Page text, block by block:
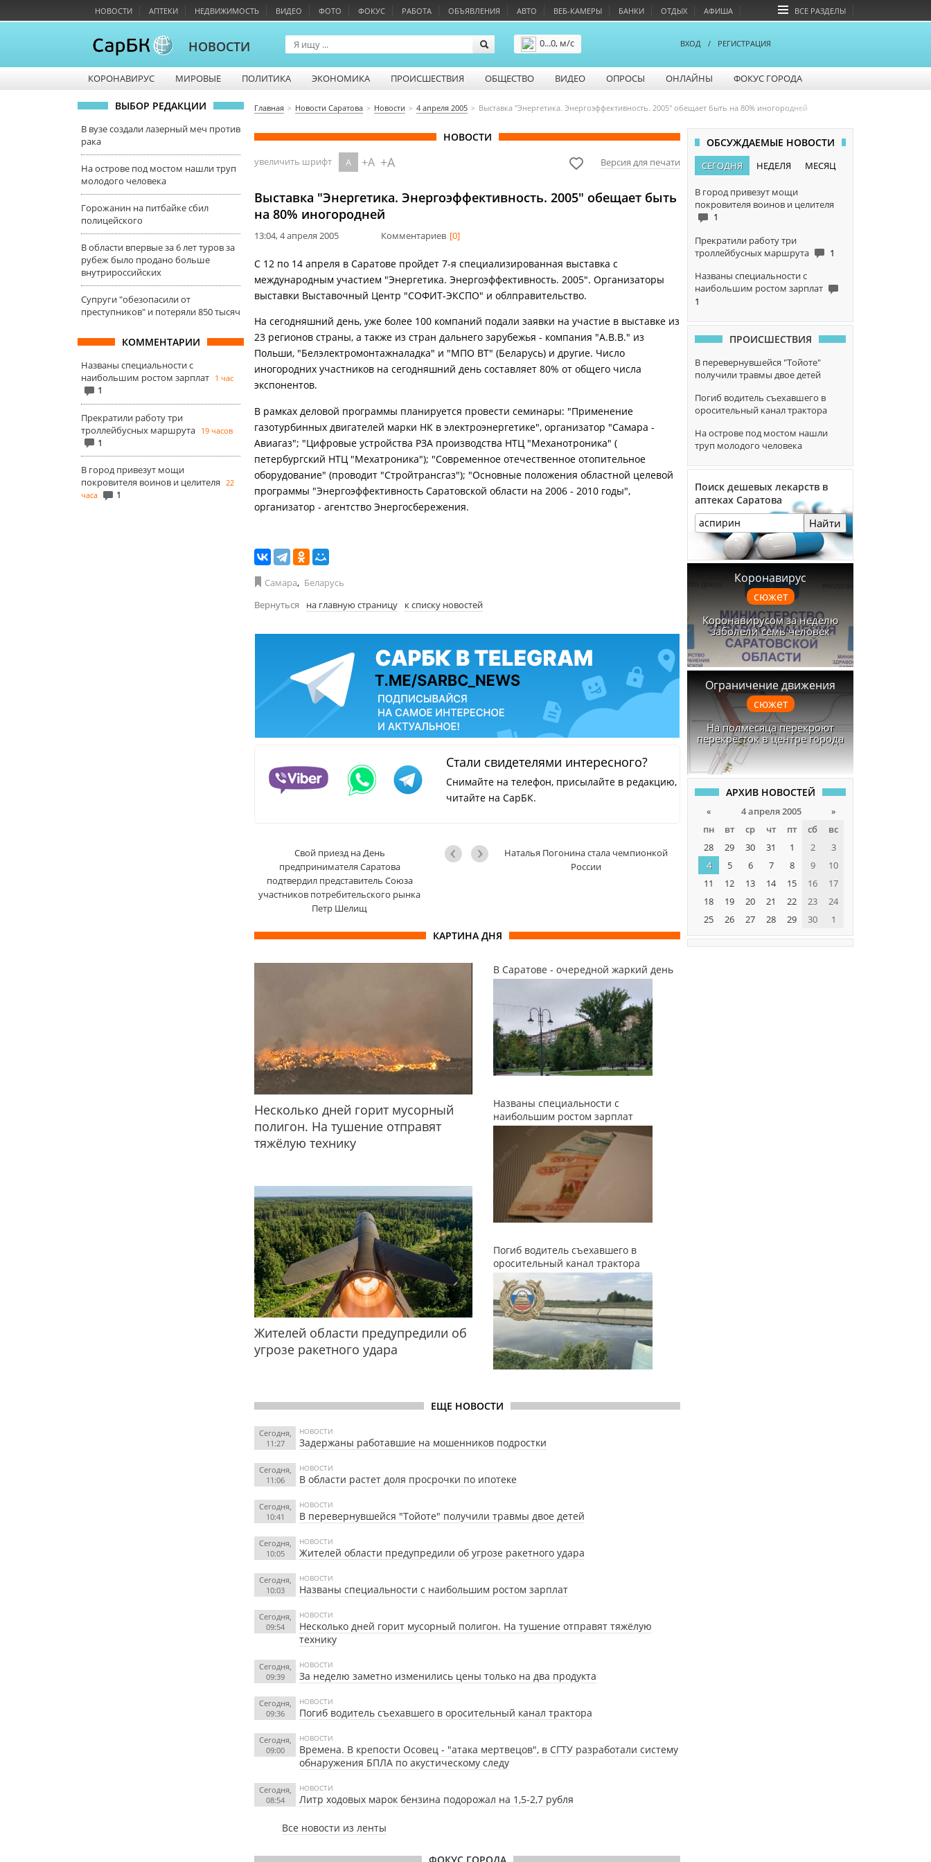
НОВОСТИ АПТЕКИ НЕДВИЖИМОСТЬ ВИДЕО ФОТО ФОКУС РАБОТА ОБЪЯВЛЕНИЯ АВТО ВЕБ-КАМЕРЫ БАНКИ ОТДЫХ АФИША ВСЕ РАЗДЕЛЫ
НОВОСТИ
0...0, м/с
ВХОД / РЕГИСТРАЦИЯ
КОРОНАВИРУС МИРОВЫЕ ПОЛИТИКА ЭКОНОМИКА ПРОИСШЕСТВИЯ ОБЩЕСТВО ВИДЕО ОПРОСЫ ОНЛАЙНЫ ФОКУС ГОРОДА
ВЫБОР РЕДАКЦИИ
В вузе создали лазерный меч против
рака
На острове под мостом нашли труп
молодого человека
Горожанин на питбайке сбил
полицейского
В области впервые за 6 лет туров за
рубеж было продано больше
внутрироссийских
Супруги "обезопасили от
преступников" и потеряли 850 тысяч
КОММЕНТАРИИ
Названы специальности с
наибольшим ростом зарплат 1 час
1
Прекратили работу три
троллейбусных маршрута 19 часов
1
В город привезут мощи
покровителя воинов и целителя 22
часа
1
Главная Новости Саратова Новости 4 апреля 2005 Выставка "Энергетика. Энергоэффективность. 2005" обещает быть на 80% иногородней
НОВОСТИ
увеличить шрифт A +A +A Версия для печати
Выставка "Энергетика. Энергоэффективность. 2005" обещает быть
на 80% иногородней
13:04, 4 апреля 2005 Комментариев [0]
С 12 по 14 апреля в Саратове пройдет 7-я специализированная выставка с
международным участием "Энергетика. Энергоэффективность. 2005". Организаторы
выставки Выставочный Центр "СОФИТ-ЭКСПО" и облправительство.
На сегодняшний день, уже более 100 компаний подали заявки на участие в выставке из
23 регионов страны, а также из стран дальнего зарубежья - компания "А.В.В." из
Польши, "Белэлектромонтажналадка" и "МПО ВТ" (Беларусь) и другие. Число
иногородних участников на сегодняшний день составляет 80% от общего числа
экспонентов.
В рамках деловой программы планируется провести семинары: "Применение
газотурбинных двигателей марки НК в электроэнергетике", организатор "Самара -
Авиагаз"; "Цифровые устройства РЗА производства НТЦ "Механотроника" (
петербургский НТЦ "Мехатроника"); "Современное отечественное отопительное
оборудование" (проводит "Стройтрансгаз"); "Основные положения областной целевой
программы "Энергоэффективность Саратовской области на 2006 - 2010 годы",
организатор - агентство Энергосбережения.
Самара, Беларусь
Вернуться
на главную страницу к списку новостей
Стали свидетелями интересного?
Снимайте на телефон, присылайте в редакцию,
читайте на СарБК.
Свой приезд на День
предпринимателя Саратова
подтвердил представитель Союза
участников потребительского рынка
Петр Шелищ
Наталья Погонина стала чемпионкой
России
КАРТИНА ДНЯ
Несколько дней горит мусорный
полигон. На тушение отправят
тяжёлую технику
Жителей области предупредили об
угрозе ракетного удара
В Саратове - очередной жаркий день
Названы специальности с
наибольшим ростом зарплат
Погиб водитель съехавшего в
оросительный канал трактора
ЕЩЕ НОВОСТИ
Сегодня,
11:27
НОВОСТИ
Задержаны работавшие на мошенников подростки
Сегодня,
11:06
НОВОСТИ
В области растет доля просрочки по ипотеке
Сегодня,
10:41
НОВОСТИ
В перевернувшейся "Тойоте" получили травмы двое детей
Сегодня,
10:05
НОВОСТИ
Жителей области предупредили об угрозе ракетного удара
Сегодня,
10:03
НОВОСТИ
Названы специальности с наибольшим ростом зарплат
Сегодня,
09:54
НОВОСТИ
Несколько дней горит мусорный полигон. На тушение отправят тяжёлую
технику
Сегодня,
09:39
НОВОСТИ
За неделю заметно изменились цены только на два продукта
Сегодня,
09:36
НОВОСТИ
Погиб водитель съехавшего в оросительный канал трактора
Сегодня,
09:00
НОВОСТИ
Времена. В крепости Осовец - "атака мертвецов", в СГТУ разработали систему
обнаружения БПЛА по акустическому следу
Сегодня,
08:54
НОВОСТИ
Литр ходовых марок бензина подорожал на 1,5-2,7 рубля
Все новости из ленты
ОБСУЖДАЕМЫЕ НОВОСТИ
СЕГОДНЯ НЕДЕЛЯ МЕСЯЦ
В город привезут мощи
покровителя воинов и целителя
1
Прекратили работу три
троллейбусных маршрута
1
Названы специальности с
наибольшим ростом зарплат
1
ПРОИСШЕСТВИЯ
В перевернувшейся "Тойоте"
получили травмы двое детей
Погиб водитель съехавшего в
оросительный канал трактора
На острове под мостом нашли
труп молодого человека
Поиск дешевых лекарств в
аптеках Саратова
Найти
Коронавирус
сюжет
Коронавирусом за неделю
заболели семь человек
Ограничение движения
сюжет
На полмесяца перекроют
перекрёсток в центре города
АРХИВ НОВОСТЕЙ
« 4 апреля 2005
»
пн
вт ср чт пт сб
вс
28
29 30 31 1 2
3
4
5 6 7 8 9
10
11
12 13 14 15 16
17
18
19 20 21 22 23
24
25
26 27 28 29 30 1